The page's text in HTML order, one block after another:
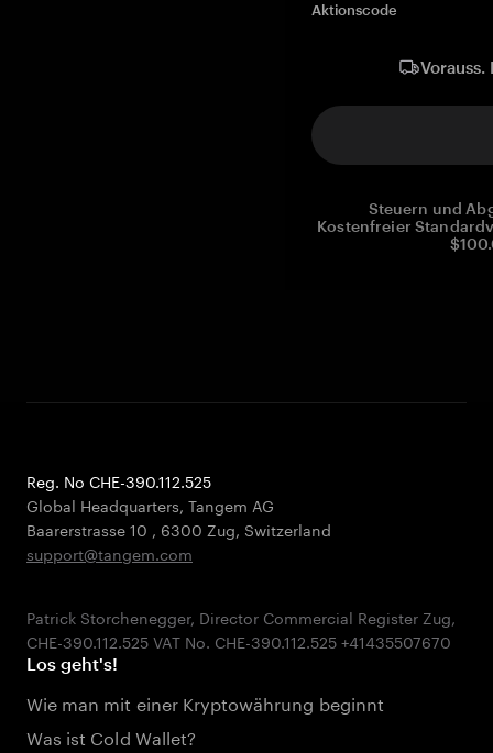
Aktionscode
Steuern und
Kostenfreier
Reg. No CHE-390.112.525
Global Headquarters, Tangem AG
Baarerstrasse 10 , 6300 Zug, Switzerland
support@tangem.com
Patrick Storchenegger, Director Commercial Register Zug,
Los geht's!
Wie man mit einer Kryptowährung beginnt
Was ist Cold Wallet?